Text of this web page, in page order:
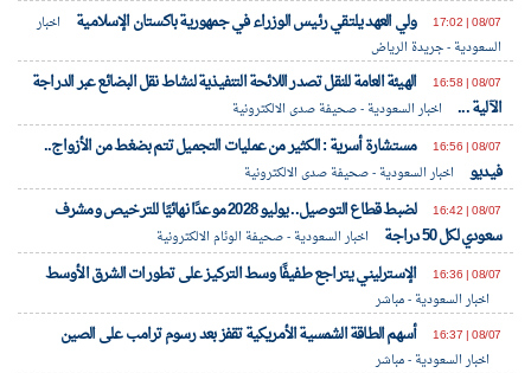
08/07 | 17:02
ولي العهد يلتقي رئيس الوزراء في جمهورية باكستان الإسلامية
اخبار
السعودية - جريدة الرياض
08/07 | 16:58
الهيئة العامة للنقل تصدر اللائحة التنفيذية لنشاط نقل البضائع عبر الدراجة
الآلية ...
اخبار السعودية - صحيفة صدى الالكترونية
08/07 | 16:56
مستشارة أسرية : الكثير من عمليات التجميل تتم بضغط من الأزواج..
فيديو
اخبار السعودية - صحيفة صدى الالكترونية
08/07 | 16:42
لضبط قطاع التوصيل.. يوليو 2028 موعدًا نهائيًا للترخيص ومشرف
سعودي لكل 50 دراجة
اخبار السعودية - صحيفة الوئام الالكترونية
08/07 | 16:36
الإسترليني يتراجع طفيفًا وسط التركيز على تطورات الشرق الأوسط
اخبار السعودية - مباشر
08/07 | 16:37
أسهم الطاقة الشمسية الأمريكية تقفز بعد رسوم ترامب على الصين
اخبار السعودية - مباشر